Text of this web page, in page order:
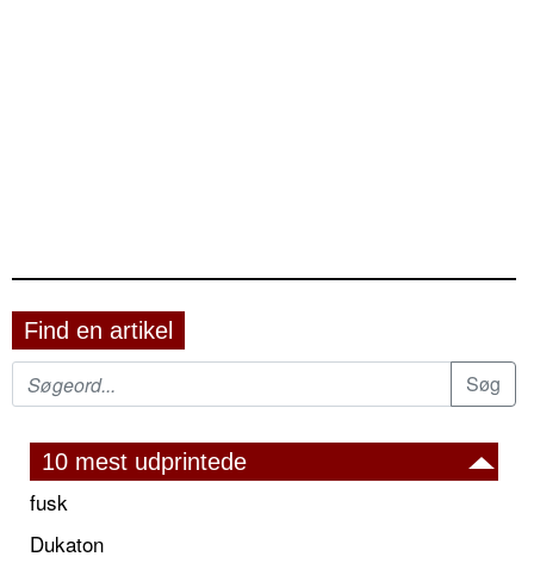
Find en artikel
10 mest udprintede
fusk
Dukaton